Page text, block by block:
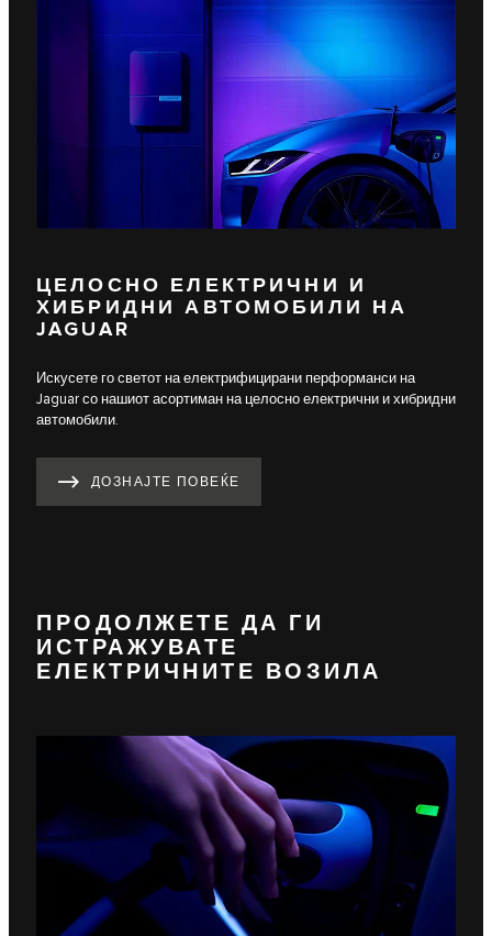
ЦЕЛОСНО ЕЛЕКТРИЧНИ И
ХИБРИДНИ АВТОМОБИЛИ НА
JAGUAR
Искусете го светот на електрифицирани перформанси на
Jaguar со нашиот асортиман на целосно електрични и хибридни
автомобили.
ДОЗНАЈТЕ ПОВЕЌЕ
ПРОДОЛЖЕТЕ ДА ГИ
ИСТРАЖУВАТЕ
ЕЛЕКТРИЧНИТЕ ВОЗИЛА